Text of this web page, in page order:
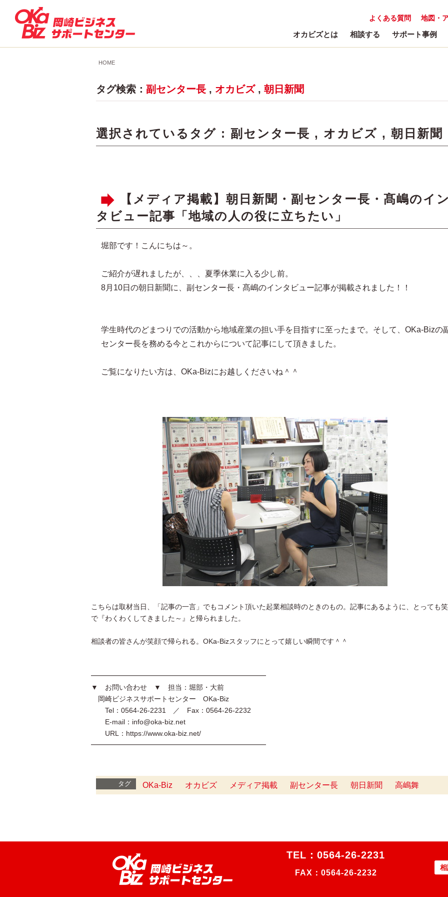
地図・
よくある質問
オカビズとは 相談する サポート事例
HOME
タグ検索： 副センター長 , オカビズ, 朝日新聞
選択されているタグ : 副センター長 , オカビズ , 朝日新聞
【メディア掲載】朝日新聞・副センター長・髙嶋のイ
タビュー記事「地域の人の役に立ちたい」
堀部です！こんにちは～。
ご紹介が遅れましたが、、、夏季休業に入る少し前。
8月10日の朝日新聞に、副センター長・髙嶋のインタビュー記事が掲載されました！！
学生時代のどまつりでの活動から地域産業の担い手を目指すに至ったまで。そして、OKa-Bizの
センター長を務める今とこれからについて記事にして頂きました。
ご覧になりたい方は、OKa-Bizにお越しくださいね＾＾
こちらは取材当日、「記事の一言」でもコメント頂いた起業相談時のときのもの。記事にあるように、とっても
で『わくわくしてきました～』と帰られました。
相談者の皆さんが笑顔で帰られる。OKa-Bizスタッフにとって嬉しい瞬間です＾＾
━━━━━━━━━━━━━━━━━━━━━━━━━
▼ お問い合わせ ▼ 担当：堀部・大前
岡崎ビジネスサポートセンター OKa-Biz
Tel：0564-26-2231 ／ Fax：0564-26-2232
E-mail：info@oka-biz.net
URL：https://www.oka-biz.net/
━━━━━━━━━━━━━━━━━━━━━━━━━
タグ OKa-Biz オカビズ メディア掲載 副センター長 朝日新聞 高嶋舞
TEL：0564-26-2231
FAX：0564-26-2232